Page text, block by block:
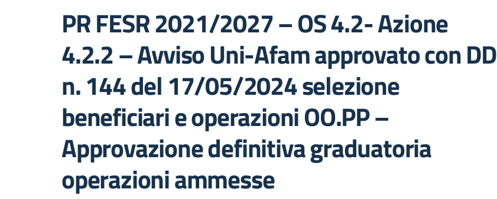
PR FESR 2021/2027 – OS 4.2- Azione
4.2.2 – Avviso Uni-Afam approvato con DD
n. 144 del 17/05/2024 selezione
beneficiari e operazioni OO.PP –
Approvazione definitiva graduatoria
operazioni ammesse